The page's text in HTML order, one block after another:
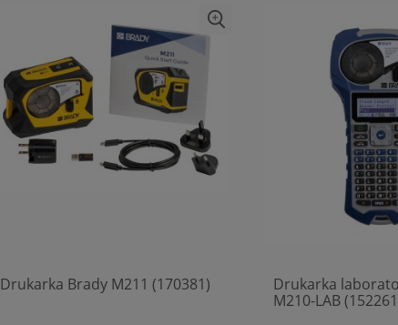
Drukarka Brady M211 (170381)
Drukarka
M210-LAB